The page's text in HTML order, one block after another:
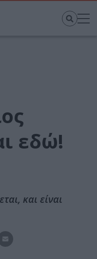
εδώ!
και είναι